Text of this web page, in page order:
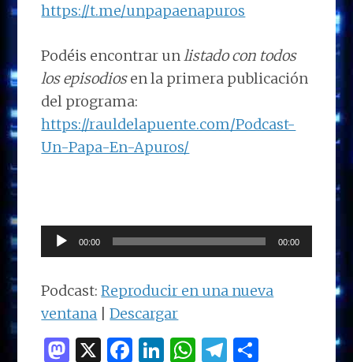
https://t.me/unpapaenapuros
Podéis encontrar un listado con todos
los episodiosen la primera publicación
del programa:
https://rauldelapuente.com/Podcast-
Un-Papa-En-Apuros/
Reproductor
de
audio
00:00 00:00
Podcast:Reproducir en una nueva
ventana |Descargar
M X F
Li W T